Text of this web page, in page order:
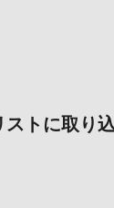
トに取り